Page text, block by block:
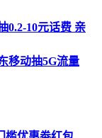
0.2-10元话费 亲
移动抽5G流量